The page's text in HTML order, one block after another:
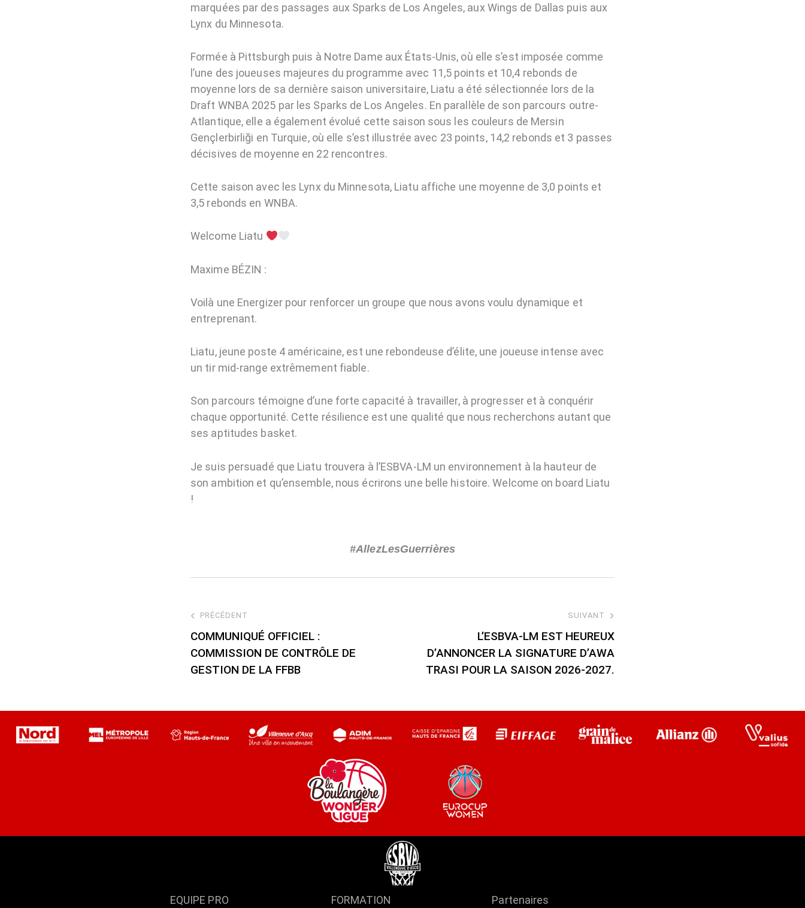
marquées par des passages aux Sparks de Los Angeles, aux Wings de Dallas puis aux
Lynx du Minnesota.
Formée à Pittsburgh puis à Notre Dame aux États-Unis, où elle s’est imposée comme
l’une des joueuses majeures du programme avec 11,5 points et 10,4 rebonds de
moyenne lors de sa dernière saison universitaire, Liatu a été sélectionnée lors de la
Draft WNBA 2025 par les Sparks de Los Angeles. En parallèle de son parcours outre-
Atlantique, elle a également évolué cette saison sous les couleurs de Mersin
Gençlerbirliği en Turquie, où elle s’est illustrée avec 23 points, 14,2 rebonds et 3 passes
décisives de moyenne en 22 rencontres.
Cette saison avec les Lynx du Minnesota, Liatu affiche une moyenne de 3,0 points et
3,5 rebonds en WNBA.
Welcome Liatu
Maxime BÉZIN :
Voilà une Energizer pour renforcer un groupe que nous avons voulu dynamique et
entreprenant.
Liatu, jeune poste 4 américaine, est une rebondeuse d’élite, une joueuse intense avec
un tir mid-range extrêmement fiable.
Son parcours témoigne d’une forte capacité à travailler, à progresser et à conquérir
chaque opportunité. Cette résilience est une qualité que nous recherchons autant que
ses aptitudes basket.
Je suis persuadé que Liatu trouvera à l’ESBVA-LM un environnement à la hauteur de
son ambition et qu’ensemble, nous écrirons une belle histoire. Welcome on board Liatu
!
#AllezLesGuerrières
PRÉCÉDENT
COMMUNIQUÉ OFFICIEL :
COMMISSION DE CONTRÔLE DE
GESTION DE LA FFBB
SUIVANT
L’ESBVA-LM EST HEUREUX
D’ANNONCER LA SIGNATURE D’AWA
TRASI POUR LA SAISON 2026-2027.
EQUIPE PRO FORMATION Partenaires